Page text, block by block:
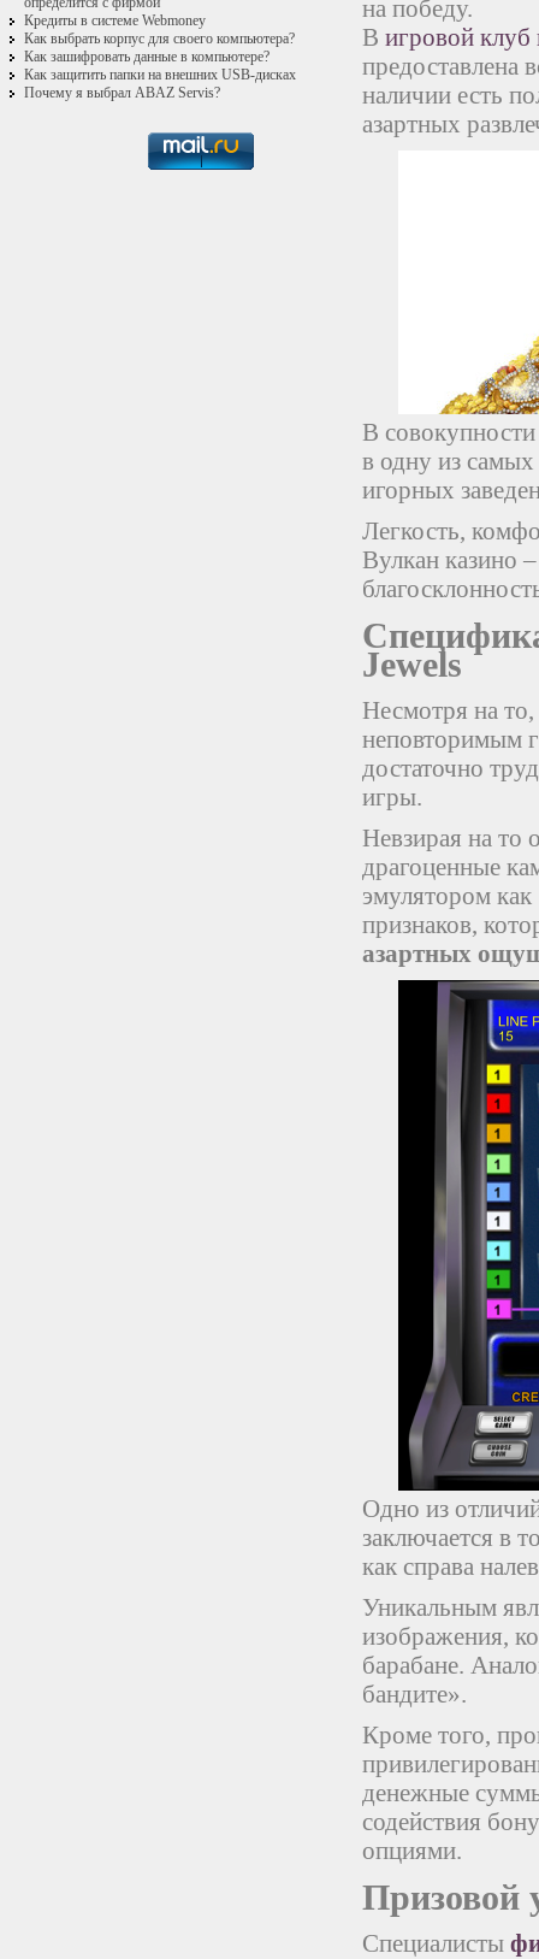
Кредиты в системе Webmoney
Как выбрать корпус для своего компьютера?
Как зашифровать данные в компьютере?
Как защитить папки на внешних USB-дисках
Почему я выбрал ABAZ Servis?
на победу.
В игровой клуб
предоставлена
наличии есть
азартных
В
в одну из
игорных
Легкость,
Вулкан казино
Jewels
Несмотря на
неповторимым
достаточно
игры.
Невзирая на то
драгоценные
эмулятором
признаков,
азартных
Одно из
заключается в
как справа
Уникальным
изображения,
барабане.
бандите».
Кроме того,
денежные
содействия
опциями.
Призовой
Специалисты